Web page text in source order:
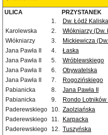
ULICA PRZYSTANEK
1.
Dw. Łódź Kaliska
Karolewska
2. Włókniarzy
Włókniarzy
3. Mickiewicza
Jana Pawła II
4. Łaska
Jana Pawła II
5. Wróblewskiego
Jana Pawła II
6. Obywatelska
Jana Pawła II
7. Rogozińskiego
Pabianicka
8. Jana Pawła II
Pabianicka
9. Rondo
Paderewskiego
10. Zaolziańska
Paderewskiego
11. Karpacka
Paderewskiego
12. Tuszyńska